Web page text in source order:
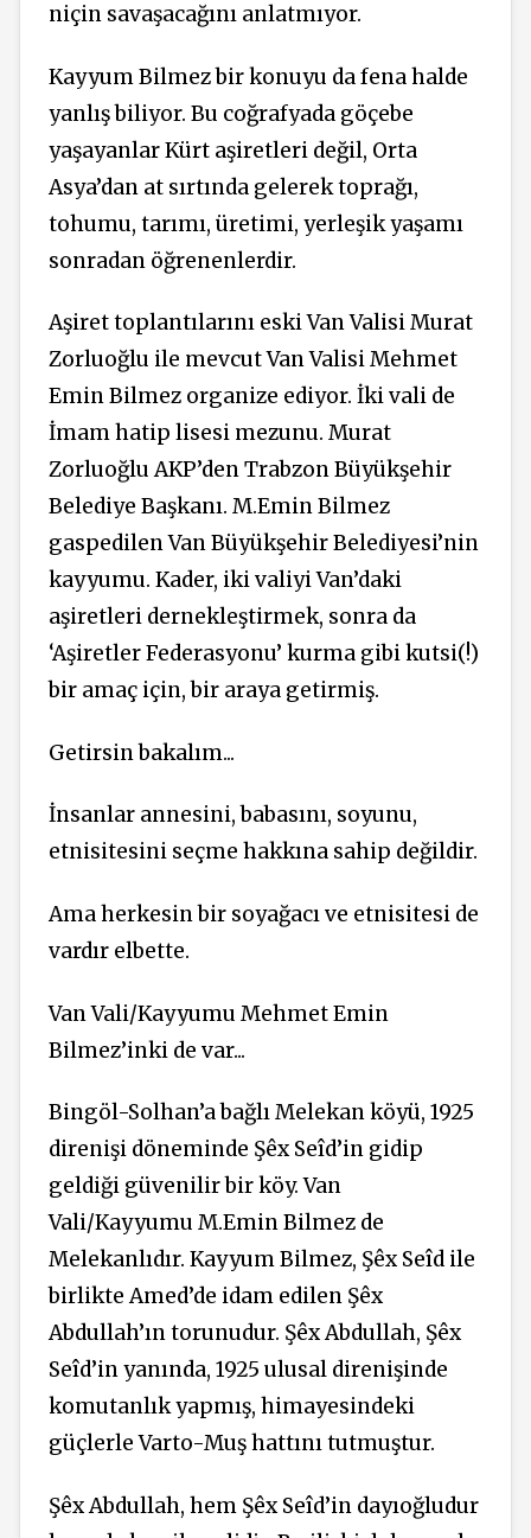
niçin savaşacağını anlatmıyor.
Kayyum Bilmez bir konuyu da fena halde
yanlış biliyor. Bu coğrafyada göçebe
yaşayanlar Kürt aşiretleri değil, Orta
Asya’dan at sırtında gelerek toprağı,
tohumu, tarımı, üretimi, yerleşik yaşamı
sonradan öğrenenlerdir.
Aşiret toplantılarını eski Van Valisi Murat
Zorluoğlu ile mevcut Van Valisi Mehmet
Emin Bilmez organize ediyor. İki vali de
İmam hatip lisesi mezunu. Murat
Zorluoğlu AKP’den Trabzon Büyükşehir
Belediye Başkanı. M.Emin Bilmez
gaspedilen Van Büyükşehir Belediyesi’nin
kayyumu. Kader, iki valiyi Van’daki
aşiretleri dernekleştirmek, sonra da
‘Aşiretler Federasyonu’ kurma gibi kutsi(!)
bir amaç için, bir araya getirmiş.
Getirsin bakalım...
İnsanlar annesini, babasını, soyunu,
etnisitesini seçme hakkına sahip değildir.
Ama herkesin bir soyağacı ve etnisitesi de
vardır elbette.
Van Vali/Kayyumu Mehmet Emin
Bilmez’inki de var...
Bingöl-Solhan’a bağlı Melekan köyü, 1925
direnişi döneminde Şêx Seîd’in gidip
geldiği güvenilir bir köy. Van
Vali/Kayyumu M.Emin Bilmez de
Melekanlıdır. Kayyum Bilmez, Şêx Seîd ile
birlikte Amed’de idam edilen Şêx
Abdullah’ın torunudur. Şêx Abdullah, Şêx
Seîd’in yanında, 1925 ulusal direnişinde
komutanlık yapmış, himayesindeki
güçlerle Varto-Muş hattını tutmuştur.
Şêx Abdullah, hem Şêx Seîd’in dayıoğludur